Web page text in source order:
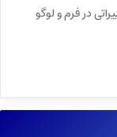
در فرم و لوگو